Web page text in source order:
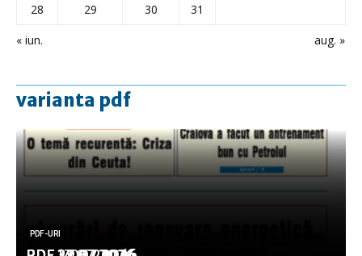
« iun. aug. »
28
29 30 31
varianta pdf
PDF-URI
PDF-URI
PDF-URI
PDF-URI
PDF-URI